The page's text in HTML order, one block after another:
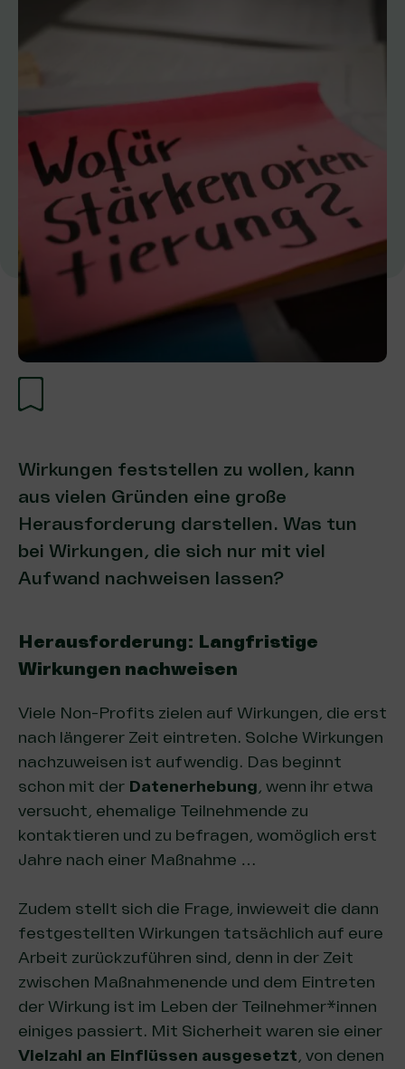
Wirkungen feststellen zu wollen, kann
aus vielen Gründen eine große
Herausforderung darstellen. Was tun
bei Wirkungen, die sich nur mit viel
Aufwand nachweisen lassen?
Herausforderung: Langfristige
Wirkungen nachweisen
Viele Non-Profits zielen auf Wirkungen, die erst
nach längerer Zeit eintreten. Solche Wirkungen
nachzuweisen ist aufwendig. Das beginnt
schon mit der Datenerhebung, wenn ihr etwa
versucht, ehemalige Teilnehmende zu
kontaktieren und zu befragen, womöglich erst
Jahre nach einer Maßnahme …
Zudem stellt sich die Frage, inwieweit die dann
festgestellten Wirkungen tatsächlich auf eure
Arbeit zurückzuführen sind, denn in der Zeit
zwischen Maßnahmenende und dem Eintreten
der Wirkung ist im Leben der Teilnehmer*innen
einiges passiert. Mit Sicherheit waren sie einer
Vielzahl an Einflüssen ausgesetzt, von denen